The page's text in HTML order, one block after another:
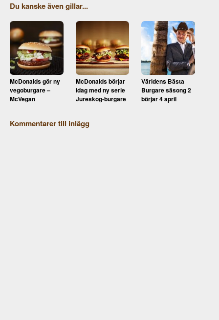
Du kanske även gillar...
McDonalds gör ny
vegoburgare –
McVegan
McDonalds börjar
idag med ny serie
Jureskog-burgare
Världens Bästa
Burgare säsong 2
börjar 4 april
Kommentarer till inlägg